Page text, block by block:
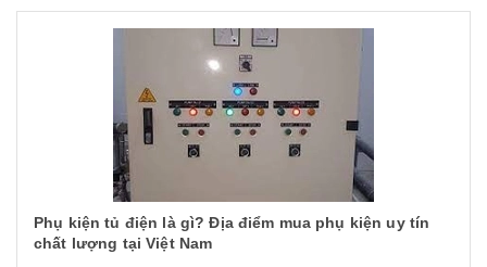
Phụ kiện tủ điện là gì? Địa điểm mua phụ kiện uy tín
chất lượng tại Việt Nam